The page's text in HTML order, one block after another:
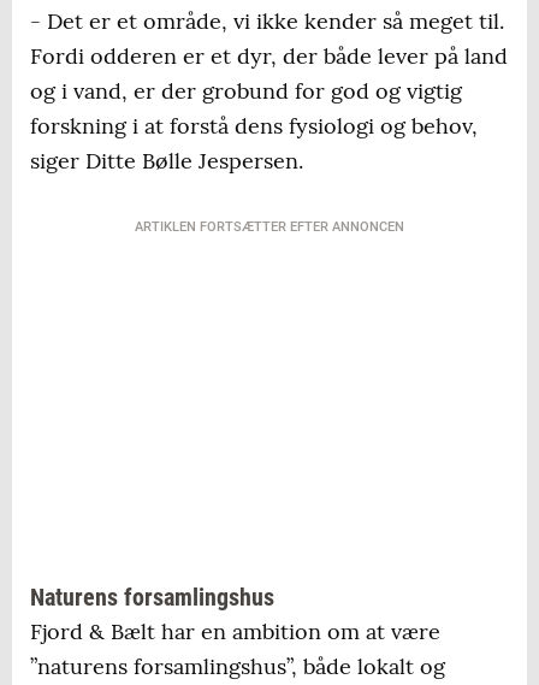
- Det er et område, vi ikke kender så meget til.
Fordi odderen er et dyr, der både lever på land
og i vand, er der grobund for god og vigtig
forskning i at forstå dens fysiologi og behov,
siger Ditte Bølle Jespersen.
ARTIKLEN FORTSÆTTER EFTER ANNONCEN
Naturens forsamlingshus
Fjord & Bælt har en ambition om at være
”naturens forsamlingshus”, både lokalt og